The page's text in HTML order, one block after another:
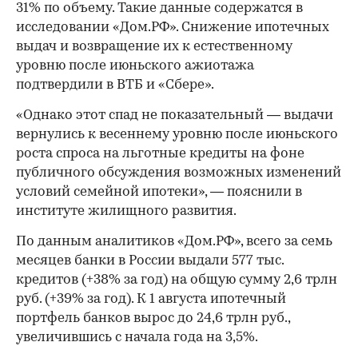
31% по объему. Такие данные содержатся в
исследовании «Дом.РФ». Снижение ипотечных
выдач и возвращение их к естественному
уровню после июньского ажиотажа
подтвердили в ВТБ и «Сбере».
«Однако этот спад не показательный — выдачи
вернулись к весеннему уровню после июньского
роста спроса на льготные кредиты на фоне
публичного обсуждения возможных изменений
условий семейной ипотеки», — пояснили в
институте жилищного развития.
По данным аналитиков «Дом.РФ», всего за семь
месяцев банки в России выдали 577 тыс.
кредитов (+38% за год) на общую сумму 2,6 трлн
руб. (+39% за год). К 1 августа ипотечный
портфель банков вырос до 24,6 трлн руб.,
увеличившись с начала года на 3,5%.